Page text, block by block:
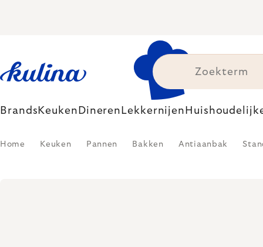
Brands Keuken Dineren Lekkernijen
Home Keuken Pannen Bakken Antiaanbak